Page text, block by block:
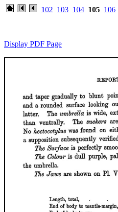
102 103 104 105 106
Display PDF Page